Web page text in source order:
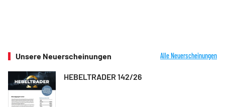
Unsere Neuerscheinungen Alle Neuerscheinungen
HEBELTRADER 142/26